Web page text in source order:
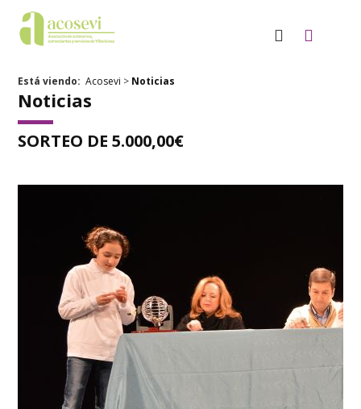
Está viendo: Acosevi > Noticias
Noticias
SORTEO DE 5.000,00